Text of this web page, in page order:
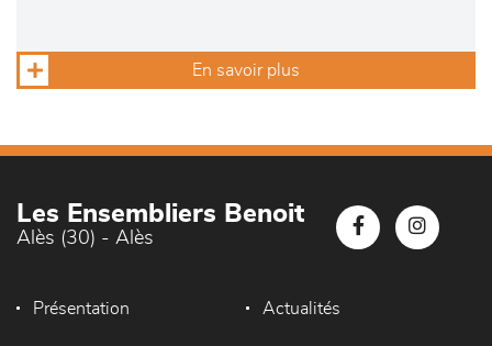
En savoir plus
Les Ensembliers Benoit
Alès (30) - Alès
Présentation Actualités